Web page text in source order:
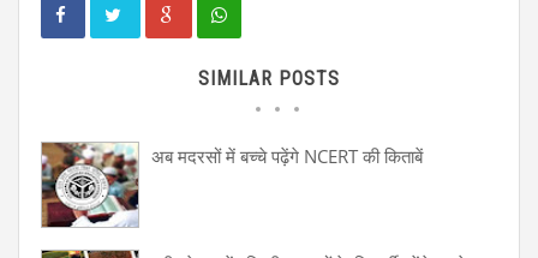
SIMILAR POSTS
अब मदरसों में बच्चे पढ़ेंगे NCERT की किताबें